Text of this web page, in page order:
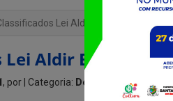
Lei Aldir Blanc
Aldir Blanc
, por | Categoria: Destaque